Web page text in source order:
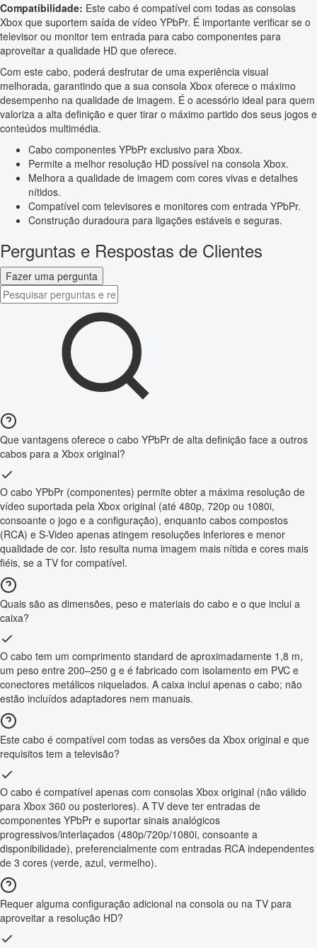
Compatibilidade: Este cabo é compatível com todas as consolas
Xbox que suportem saída de vídeo YPbPr. É importante verificar se o
televisor ou monitor tem entrada para cabo componentes para
aproveitar a qualidade HD que oferece.
Com este cabo, poderá desfrutar de uma experiência visual
melhorada, garantindo que a sua consola Xbox oferece o máximo
desempenho na qualidade de imagem. É o acessório ideal para quem
valoriza a alta definição e quer tirar o máximo partido dos seus jogos e
conteúdos multimédia.
Cabo componentes YPbPr exclusivo para Xbox.
Permite a melhor resolução HD possível na consola Xbox.
Melhora a qualidade de imagem com cores vivas e detalhes
nítidos.
Compatível com televisores e monitores com entrada YPbPr.
Construção duradoura para ligações estáveis e seguras.
Perguntas e Respostas de Clientes
Fazer uma pergunta
Que vantagens oferece o cabo YPbPr de alta definição face a outros
cabos para a Xbox original?
O cabo YPbPr (componentes) permite obter a máxima resolução de
vídeo suportada pela Xbox original (até 480p, 720p ou 1080i,
consoante o jogo e a configuração), enquanto cabos compostos
(RCA) e S-Video apenas atingem resoluções inferiores e menor
qualidade de cor. Isto resulta numa imagem mais nítida e cores mais
fiéis, se a TV for compatível.
Quais são as dimensões, peso e materiais do cabo e o que inclui a
caixa?
O cabo tem um comprimento standard de aproximadamente 1,8 m,
um peso entre 200–250 g e é fabricado com isolamento em PVC e
conectores metálicos niquelados. A caixa inclui apenas o cabo; não
estão incluídos adaptadores nem manuais.
Este cabo é compatível com todas as versões da Xbox original e que
requisitos tem a televisão?
O cabo é compatível apenas com consolas Xbox original (não válido
para Xbox 360 ou posteriores). A TV deve ter entradas de
componentes YPbPr e suportar sinais analógicos
progressivos/interlaçados (480p/720p/1080i, consoante a
disponibilidade), preferencialmente com entradas RCA independentes
de 3 cores (verde, azul, vermelho).
Requer alguma configuração adicional na consola ou na TV para
aproveitar a resolução HD?